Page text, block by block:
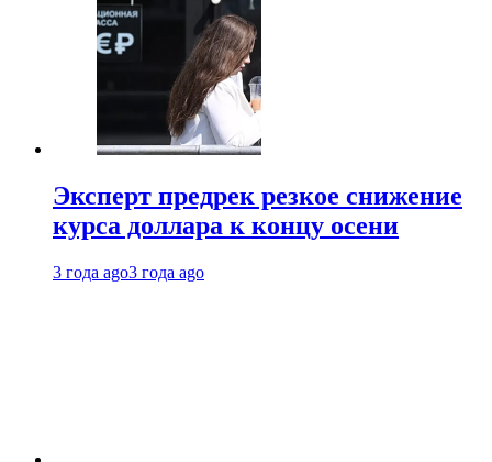
Эксперт предрек резкое снижение
курса доллара к концу осени
3 года ago3 года ago